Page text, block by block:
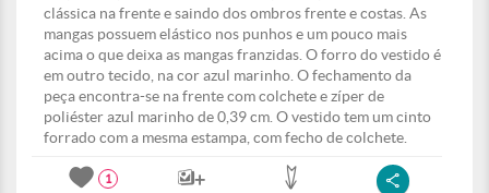
clássica na frente e saindo dos ombros frente e costas. As
mangas possuem elástico nos punhos e um pouco mais
acima o que deixa as mangas franzidas. O forro do vestido é
em outro tecido, na cor azul marinho. O fechamento da
peça encontra-se na frente com colchete e zíper de
poliéster azul marinho de 0,39 cm. O vestido tem um cinto
forrado com a mesma estampa, com fecho de colchete.
1